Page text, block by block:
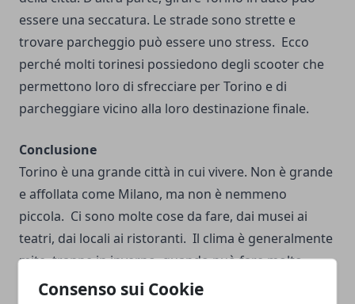
Consenso sui Cookie
essere una seccatura. Le strade sono strette e
trovare parcheggio può essere uno stress. Ecco
perché molti torinesi possiedono degli scooter che
permettono loro di sfrecciare per Torino e di
parcheggiare vicino alla loro destinazione finale.
Conclusione
Torino è una grande città in cui vivere. Non è grande
e affollata come Milano, ma non è nemmeno
piccola. Ci sono molte cose da fare, dai musei ai
teatri, dai locali ai ristoranti. Il clima è generalmente
mite, tranne in inverno, quando può fare molto
freddo.Torino ha la sua parte di criminalità, ma non